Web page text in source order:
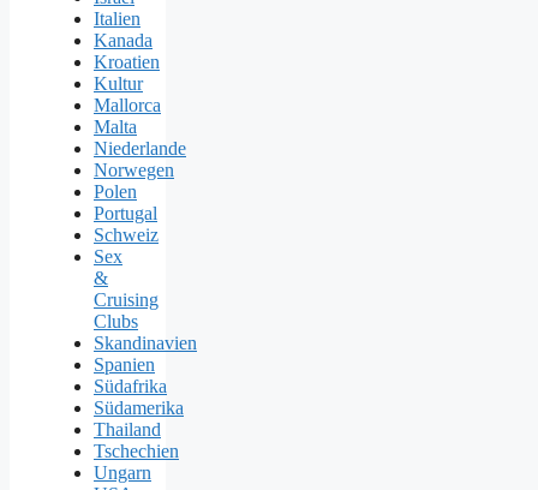
Italien
Kanada
Kroatien
Kultur
Mallorca
Malta
Niederlande
Norwegen
Polen
Portugal
Schweiz
Sex
&
Cruising
Clubs
Skandinavien
Spanien
Südafrika
Südamerika
Thailand
Tschechien
Ungarn